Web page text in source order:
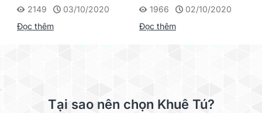
mềm Active Backup
for Business
2149
03/10/2020
Đọc thêm
Manager trong NAS
Synology
1966
02/10/2020
Đọc thêm
Tại sao nên chọn Khuê Tú?